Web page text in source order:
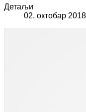
Детаљи
02. октобар